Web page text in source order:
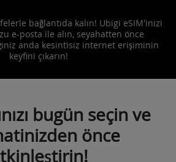
bağlantıda kalın! Ubigi eSIM'inizi
e-posta ile alın, seyahatten önce
anda kesintisiz internet erişiminin
keyfini çıkarın!
bugün seçin ve
önce